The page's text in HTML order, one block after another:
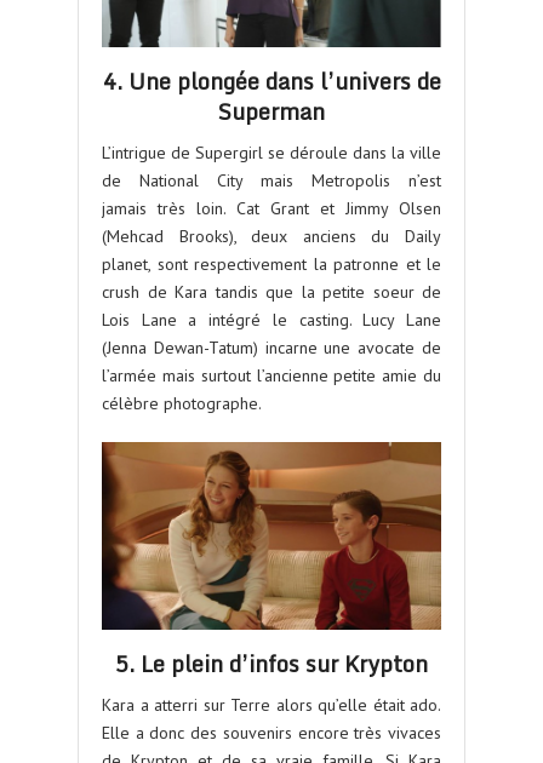
4. Une plongée dans l’univers de
Superman
L’intrigue de Supergirl se déroule dans la ville
de National City mais Metropolis n’est
jamais très loin. Cat Grant et Jimmy Olsen
(Mehcad Brooks), deux anciens du Daily
planet, sont respectivement la patronne et le
crush de Kara tandis que la petite soeur de
Lois Lane a intégré le casting. Lucy Lane
(Jenna Dewan-Tatum) incarne une avocate de
l’armée mais surtout l’ancienne petite amie du
célèbre photographe.
5. Le plein d’infos sur Krypton
Kara a atterri sur Terre alors qu’elle était ado.
Elle a donc des souvenirs encore très vivaces